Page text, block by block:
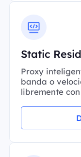
Static
Proxy
banda o
libremente